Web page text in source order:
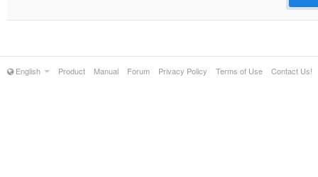
English Product Manual Forum Privacy Policy Terms of Use Contact Us!